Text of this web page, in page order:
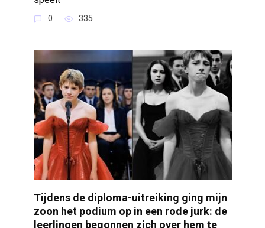
0 335
Tijdens de diploma-uitreiking ging mijn
zoon het podium op in een rode jurk: de
leerlingen begonnen zich over hem te